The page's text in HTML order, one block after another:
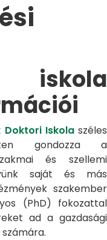
Doktori Iskolaszéles
gondozza a
és szellemi
saját és más
szakember
(PhD) fokozattal
ad a gazdasági